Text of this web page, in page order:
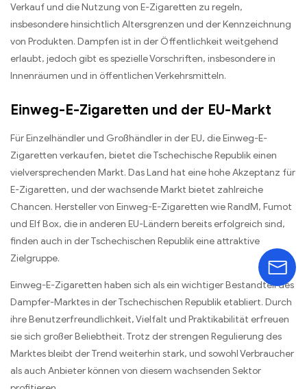
Verkauf und die Nutzung von E-Zigaretten zu regeln,
insbesondere hinsichtlich Altersgrenzen und der Kennzeichnung
von Produkten. Dampfen ist in der Öffentlichkeit weitgehend
erlaubt, jedoch gibt es spezielle Vorschriften, insbesondere in
Innenräumen und in öffentlichen Verkehrsmitteln.
Einweg-E-Zigaretten und der EU-Markt
Für Einzelhändler und Großhändler in der EU, die Einweg-E-
Zigaretten verkaufen, bietet die Tschechische Republik einen
vielversprechenden Markt. Das Land hat eine hohe Akzeptanz für
E-Zigaretten, und der wachsende Markt bietet zahlreiche
Chancen. Hersteller von Einweg-E-Zigaretten wie RandM, Fumot
und Elf Box, die in anderen EU-Ländern bereits erfolgreich sind,
finden auch in der Tschechischen Republik eine attraktive
Zielgruppe.
Einweg-E-Zigaretten haben sich als ein wichtiger Bestandteil des
Dampfer-Marktes in der Tschechischen Republik etabliert. Durch
ihre Benutzerfreundlichkeit, Vielfalt und Praktikabilität erfreuen
sie sich großer Beliebtheit. Trotz der strengen Regulierung des
Marktes bleibt der Trend weiterhin stark, und sowohl Verbraucher
als auch Anbieter können von diesem wachsenden Sektor